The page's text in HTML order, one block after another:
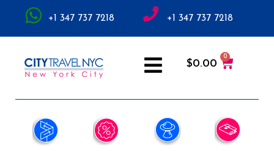
+1 347 737 7218 +1 347 737 7218
$0.00